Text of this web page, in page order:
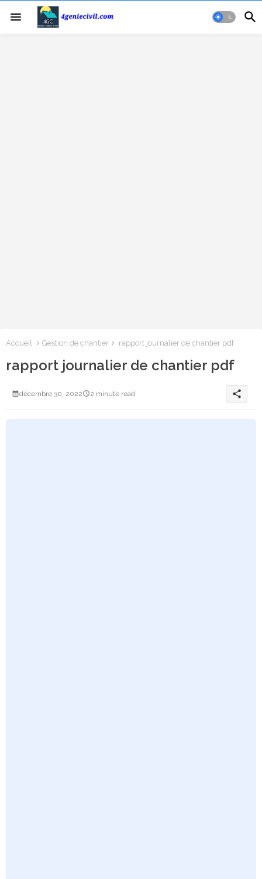
Accueil Gestion de chantier rapport journalier de chantier pdf
rapport journalier de chantier pdf
décembre 30, 2022 2 minute read share